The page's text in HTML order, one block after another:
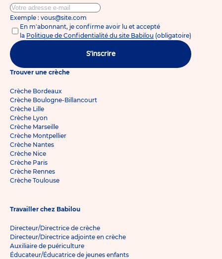
Exemple : vous@site.com
En m'abonnant, je confirme avoir lu et accepté
la Politique de Confidentialité du site Babilou (obligatoire)
S'inscrire
Trouver une crèche
Crèche Bordeaux
Crèche Boulogne-Billancourt
Crèche Lille
Crèche Lyon
Crèche Marseille
Crèche Montpellier
Crèche Nantes
Crèche Nice
Crèche Paris
Crèche Rennes
Crèche Toulouse
Travailler chez Babilou
Directeur/Directrice de crèche
Directeur/Directrice adjointe en crèche
Auxiliaire de puériculture
Éducateur/Éducatrice de jeunes enfants